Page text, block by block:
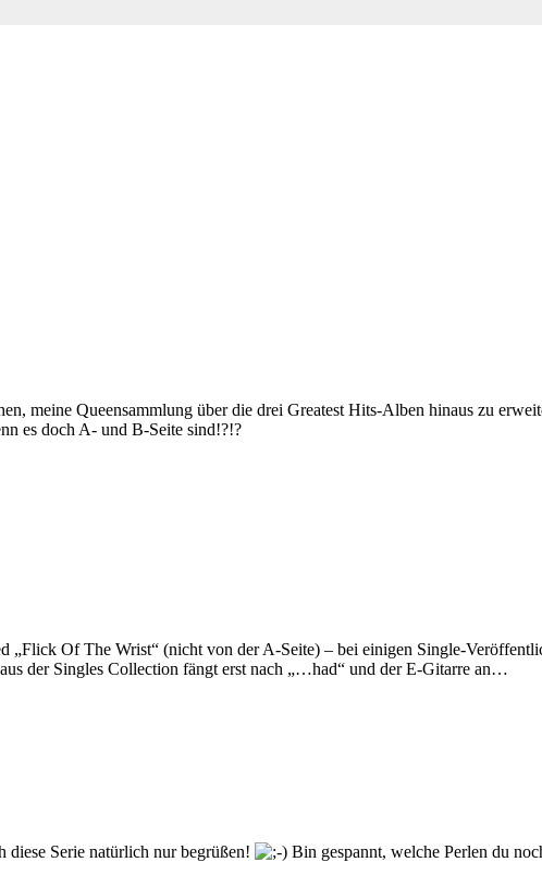
meine Queensammlung über die drei Greatest Hits-Alben hinaus zu
es doch A- und B-Seite sind!?!?
Of The Wrist“ (nicht von der A-Seite) – bei einigen Single-
der Singles Collection fängt erst nach „…had“ und der E-Gitarre an…
Serie natürlich nur begrüßen! Bin gespannt, welche Perlen du